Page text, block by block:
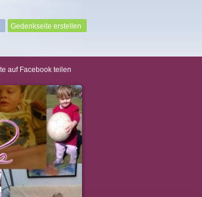
Gedenkseite erstellen
auf Facebook teilen